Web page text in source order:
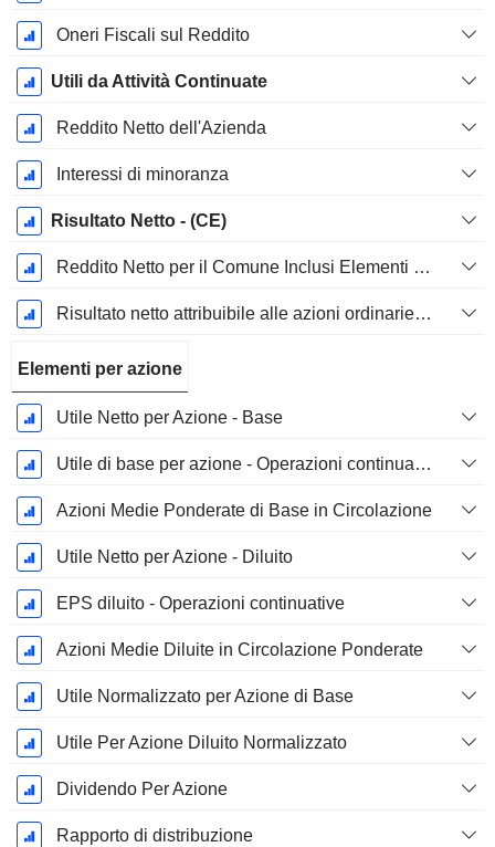
Oneri Fiscali sul Reddito
Utili da Attività Continuate
Reddito Netto dell'Azienda
Interessi di minoranza
Risultato Netto - (CE)
Reddito Netto per il Comune Inclusi Elementi Straordinari
Risultato netto attribuibile alle azioni ordinarie escl. elementi straordinari
Elementi per azione
Utile Netto per Azione - Base
Utile di base per azione - Operazioni continuative
Azioni Medie Ponderate di Base in Circolazione
Utile Netto per Azione - Diluito
EPS diluito - Operazioni continuative
Azioni Medie Diluite in Circolazione Ponderate
Utile Normalizzato per Azione di Base
Utile Per Azione Diluito Normalizzato
Dividendo Per Azione
Rapporto di distribuzione